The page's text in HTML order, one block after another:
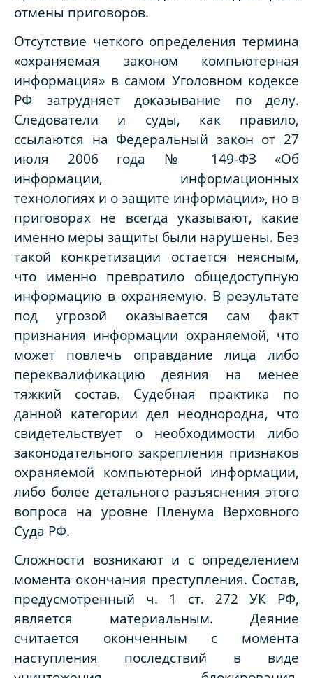
отмены приговоров.
Отсутствие четкого определения термина
«охраняемая законом компьютерная
информация» в самом Уголовном кодексе
РФ затрудняет доказывание по делу.
Следователи и суды, как правило,
ссылаются на Федеральный закон от 27
июля 2006 года № 149-ФЗ «Об
информации, информационных
технологиях и о защите информации», но в
приговорах не всегда указывают, какие
именно меры защиты были нарушены. Без
такой конкретизации остается неясным,
что именно превратило общедоступную
информацию в охраняемую. В результате
под угрозой оказывается сам факт
признания информации охраняемой, что
может повлечь оправдание лица либо
переквалификацию деяния на менее
тяжкий состав. Судебная практика по
данной категории дел неоднородна, что
свидетельствует о необходимости либо
законодательного закрепления признаков
охраняемой компьютерной информации,
либо более детального разъяснения этого
вопроса на уровне Пленума Верховного
Суда РФ.
Сложности возникают и с определением
момента окончания преступления. Состав,
предусмотренный ч. 1 ст. 272 УК РФ,
является материальным. Деяние
считается оконченным с момента
наступления последствий в виде